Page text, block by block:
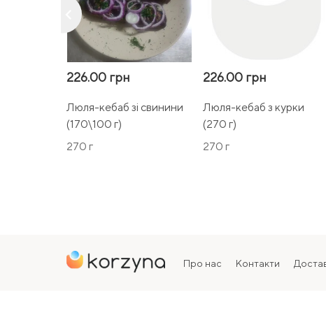
226.00 грн
Люля-кебаб зі свинини
(170\100 г)
270 г
226.00 грн
Люля-кебаб з курки
(270 г)
270 г
Про нас Контакти